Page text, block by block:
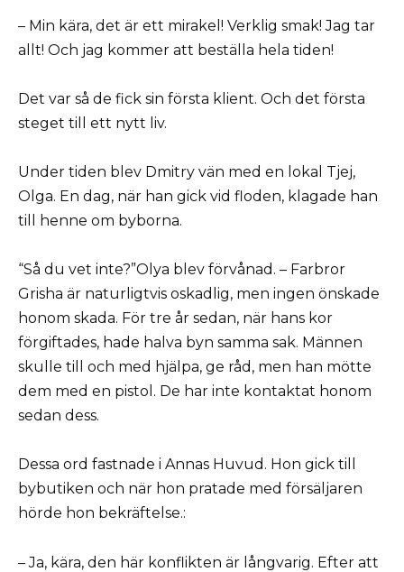
– Min kära, det är ett mirakel! Verklig smak! Jag tar
allt! Och jag kommer att beställa hela tiden!
Det var så de fick sin första klient. Och det första
steget till ett nytt liv.
Under tiden blev Dmitry vän med en lokal Tjej,
Olga. En dag, när han gick vid floden, klagade han
till henne om byborna.
“Så du vet inte?”Olya blev förvånad. – Farbror
Grisha är naturligtvis oskadlig, men ingen önskade
honom skada. För tre år sedan, när hans kor
förgiftades, hade halva byn samma sak. Männen
skulle till och med hjälpa, ge råd, men han mötte
dem med en pistol. De har inte kontaktat honom
sedan dess.
Dessa ord fastnade i Annas Huvud. Hon gick till
bybutiken och när hon pratade med försäljaren
hörde hon bekräftelse.:
– Ja, kära, den här konflikten är långvarig. Efter att